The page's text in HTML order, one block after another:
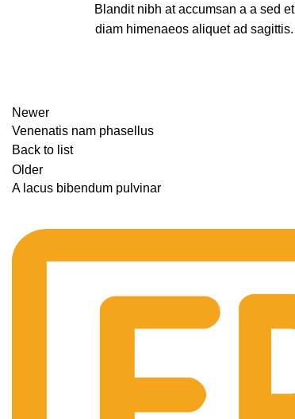
Blandit nibh at accumsan a a sed et
diam himenaeos aliquet ad sagittis.
Newer
Venenatis nam phasellus
Back to list
Older
A lacus bibendum pulvinar